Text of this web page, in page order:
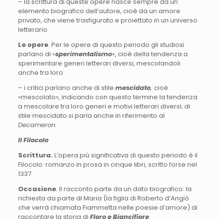
elemento biografico dell’autore, cioè da un amore
privato, che viene trasfigurato e proiettato in un universo
letterario.
Le opere. Per le opere di questo periodo gli studiosi
parlano di «sperimentalismo», cioè della tendenza a
sperimentare generi letterari diversi, mescolandoli
anche tra loro:
– i critici parlano anche di stile mescidato, cioè
«mescolato», indicando con questo termine la tendenza
a mescolare tra loro generi e motivi letterari diversi; di
stile mescidato si parla anche in riferimento al
Decameron.
Il Filocolo
Scrittura. L’opera più significativa di questo periodo è il
Filocolo: romanzo in prosa in cinque libri, scritto forse nel
1337.
Occasione. Il racconto parte da un dato biografico: la
richiesta da parte di Maria (la figlia di Roberto d’Angiò
che verrà chiamata Fiammetta nelle poesie d’amore) di
raccontare la storia di Floro e Biancifiore.